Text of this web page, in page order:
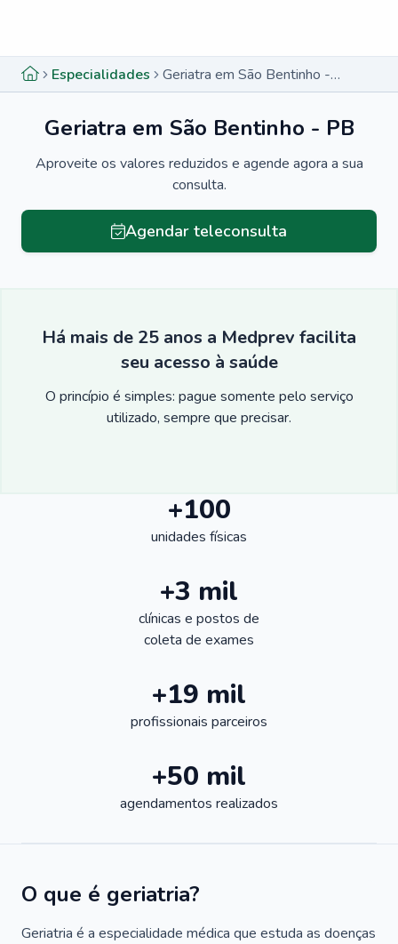
Especialidades Geriatra em São Bentinho - PB
Geriatra em São Bentinho - PB
Aproveite os valores reduzidos e agende agora a sua
consulta.
Agendar teleconsulta
Há mais de 25 anos a Medprev facilita
seu acesso à saúde
O princípio é simples: pague somente pelo serviço
utilizado, sempre que precisar.
+100
unidades físicas
+3 mil
clínicas e postos de
coleta de exames
+19 mil
profissionais parceiros
+50 mil
agendamentos realizados
O que é geriatria?
Geriatria é a especialidade médica que estuda as doenças